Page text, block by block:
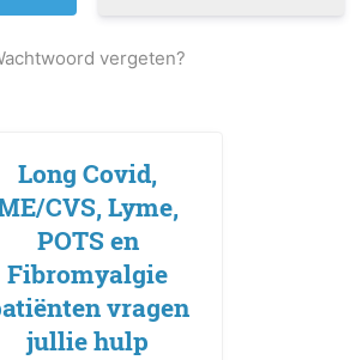
vergeten?
Long Covid,
CVS, Lyme,
POTS en
Fibromyalgie
vragen
jullie hulp